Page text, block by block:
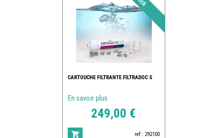
CARTOUCHE FILTRANTE FILTRADOC S
En savoir plus
249,00 €
ref : 292100